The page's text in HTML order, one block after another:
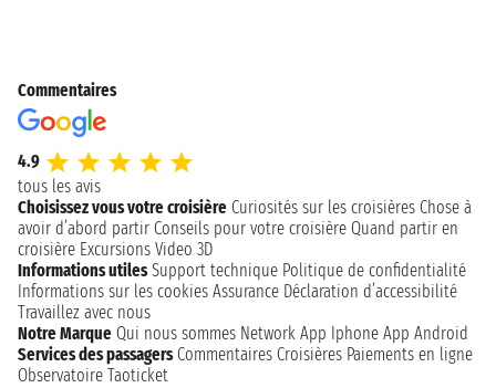
Commentaires
4.9
tous les avis
Choisissez vous votre croisière Curiosités sur les croisières Chose à
avoir d’abord partir Conseils pour votre croisière Quand partir en
croisière Excursions Video 3D
Informations utiles Support technique Politique de confidentialité
Informations sur les cookies Assurance Déclaration d’accessibilité
Travaillez avec nous
Notre Marque Qui nous sommes Network App Iphone App Android
Services des passagers Commentaires Croisières Paiements en ligne
Observatoire Taoticket